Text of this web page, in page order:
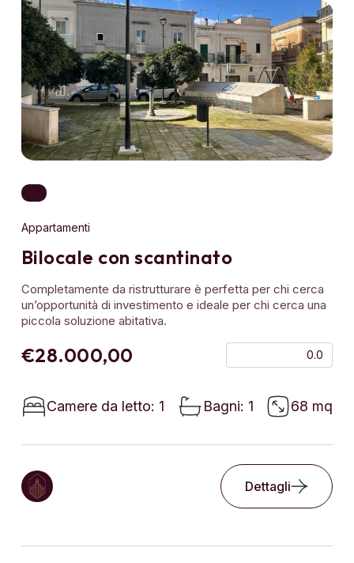
Appartamenti
Bilocale con scantinato
Completamente da ristrutturare è perfetta per chi cerca
un’opportunità di investimento e ideale per chi cerca una
piccola soluzione abitativa.
€28.000,00 0.0
Camere da letto: 1 Bagni: 1 68 mq
Dettagli